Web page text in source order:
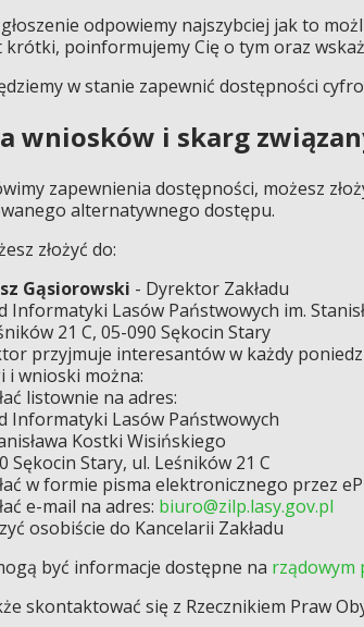
odpowiemy najszybciej jak to
krótki, poinformujemy Cię o tym oraz
w stanie zapewnić dostępności
wniosków i skarg
zapewnienia dostępności, możesz
alternatywnego dostępu.
złożyć do:
Gąsiorowski - Dyrektor Zakładu
Informatyki Lasów Państwowych im.
21 C, 05-090 Sękocin Stary
przyjmuje interesantów w każdy
i wnioski można:
listownie na adres:
Informatyki Lasów Państwowych
Kostki Wisińskiego
Sękocin Stary, ul. Leśników 21 C
w formie pisma elektronicznego przez
e-mail na adres: biuro@zilp.lasy.gov.pl
osobiście do Kancelarii Zakładu
być informacje dostępne na rządowym
skontaktować się z Rzecznikiem Praw